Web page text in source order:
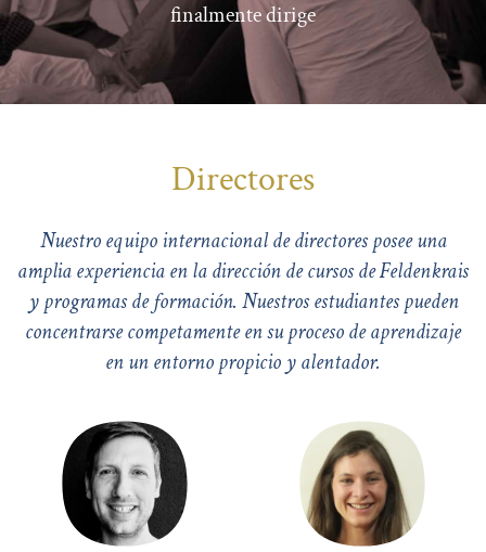
finalmente dirige
Directores
Nuestro equipo internacional de directores posee una
amplia experiencia en la dirección de cursos de Feldenkrais
y programas de formación. Nuestros estudiantes pueden
concentrarse competamente en su proceso de aprendizaje
en un entorno propicio y alentador.